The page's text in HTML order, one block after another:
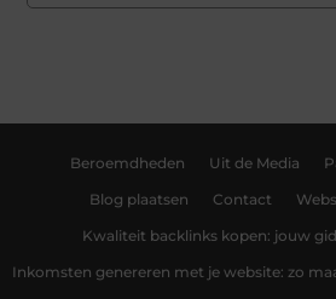
Beroemdheden Uit de Media
Blog plaatsen Contact
Kwaliteit backlinks kopen: jouw
Inkomsten genereren met je website: zo